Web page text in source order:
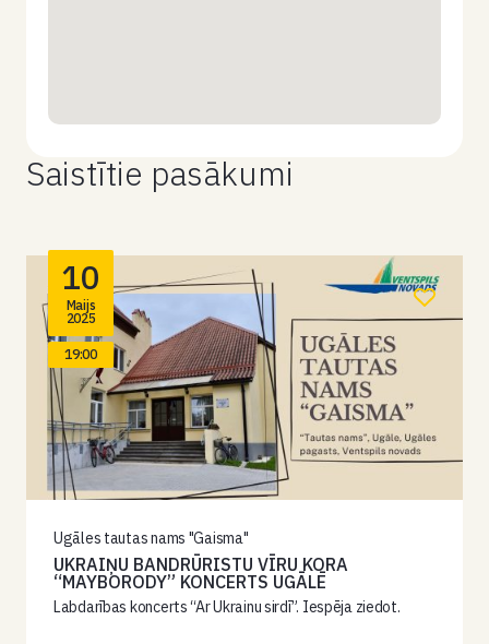
Saistītie pasākumi
10
Maijs
2025
19:00
Ugāles tautas nams "Gaisma"
UKRAIŅU BANDRŪRISTU VĪRU KORA
“MAYBORODY” KONCERTS UGĀLĒ
Labdarības koncerts “Ar Ukrainu sirdī”. Iespēja ziedot.